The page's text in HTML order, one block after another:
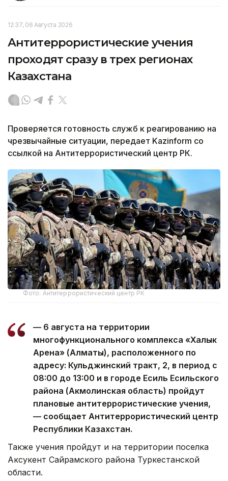
12:37, 06 Августа 2026
Антитеррористические учения
проходят сразу в трех регионах
Казахстана
Проверяется готовность служб к реагированию на
чрезвычайные ситуации, передает Kazinform со
ссылкой на Антитеррористический центр РК.
Фото: Антитеррористический центр РК
— 6 августа на территории
многофункционального комплекса «Халык
Арена» (Алматы), расположенного по
адресу: Кульджинский тракт, 2, в период с
08:00 до 13:00 и в городе Есиль Есильского
района (Акмолинская область) пройдут
плановые антитеррористические учения,
— сообщает Антитеррористический центр
Республики Казахстан.
Также учения пройдут и на территории поселка
Аксукент Сайрамского района Туркестанской
области.